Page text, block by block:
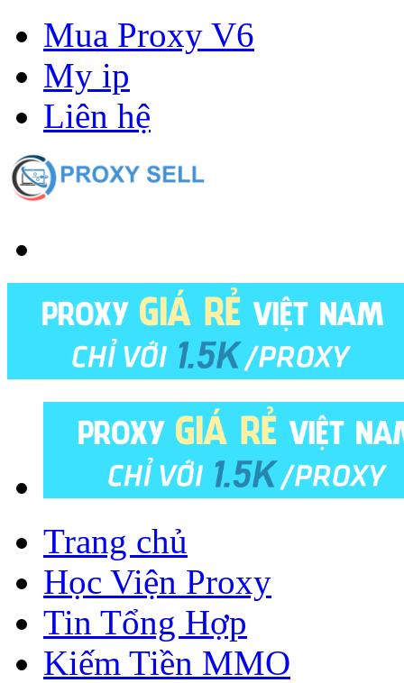
Mua Proxy V6
My ip
Liên hệ
Trang chủ
Học Viện Proxy
Tin Tổng Hợp
Kiếm Tiền MMO